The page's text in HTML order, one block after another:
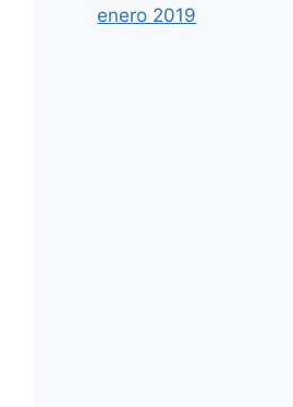
enero 2019